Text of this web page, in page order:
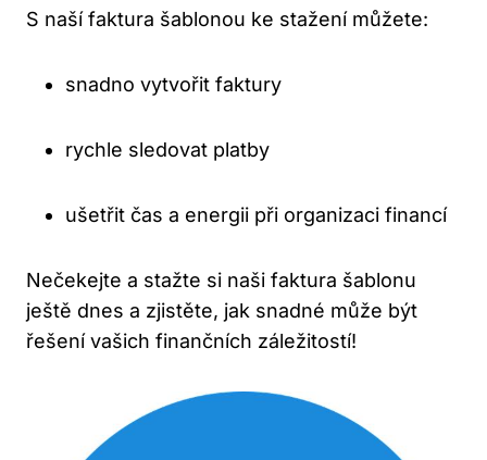
S ⁢naší faktura šablonou ke stažení‍ můžete:
snadno vytvořit faktury
rychle sledovat platby
ušetřit⁢ čas a energii ⁤při ​organizaci financí
Nečekejte a stažte⁣ si naši faktura šablonu
ještě dnes a⁤ zjistěte, jak snadné‍ může být
řešení vašich⁤ finančních záležitostí!